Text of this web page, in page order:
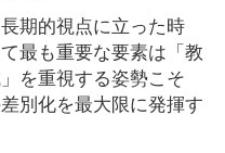
期的視点に立った時
最も重要な要素は「教
を重視する姿勢こそ
別化を最大限に発揮す